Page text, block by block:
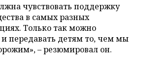
чувствовать поддержку
в самых разных
Только так можно
и передавать детям то, чем мы
– резюмировал он.